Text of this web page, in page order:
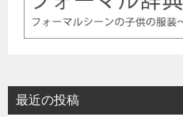
最近の投稿